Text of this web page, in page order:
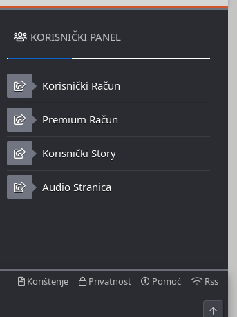
KORISNIČKI PANEL
Korisnički Račun
Premium Račun
Korisnički Story
Audio Stranica
Korištenje Privatnost Pomoć Rss
Top